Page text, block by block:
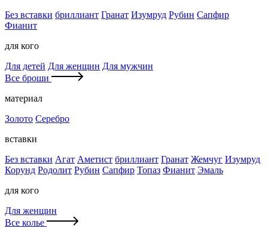
Без вставки бриллиант Гранат Изумруд Рубин Сапфир
Фианит
для кого
Для детей Для женщин Для мужчин
Все броши
материал
Золото Серебро
вставки
Без вставки Агат Аметист бриллиант Гранат Жемчуг Изумруд
Корунд Родолит Рубин Сапфир Топаз Фианит Эмаль
для кого
Для женщин
Все колье